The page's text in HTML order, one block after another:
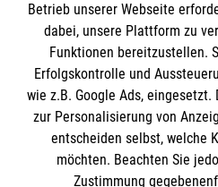
Informationen
Impressum
Datenschutz
Kontakt
Barrierefreiheit
Die Malteser
Malteser in Deutschland
Betrieb unserer Webseite
dabei, unsere Plattform zu
Funktionen bereitzustellen.
Erfolgskontrolle und
wie z.B. Google Ads, eingesetzt.
zur Personalisierung von
entscheiden selbst, welche
möchten. Beachten Sie
Zustimmung